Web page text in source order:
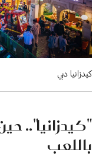
كيدزانيا دبي
"كيدزانيا"..
باللعب